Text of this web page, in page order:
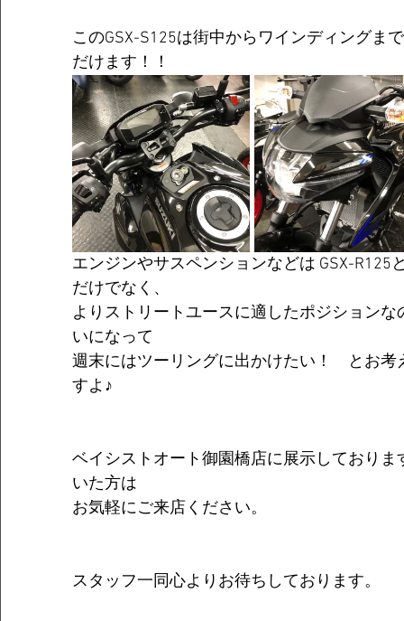
このGSX-S125は街中からワインディングま
だけます！！
エンジンやサスペンションなどは GSX-R125
だけでなく、
よりストリートユースに適したポジション
いになって
週末にはツーリングに出かけたい！　とお
すよ♪
ベイシストオート御園橋店に展示しており
いた方は
お気軽にご来店ください。
スタッフ一同心よりお待ちしております。